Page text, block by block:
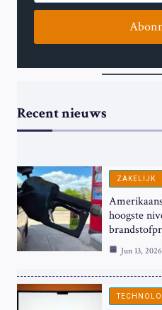
Recent nieuws
ZAKELIJK
hoogste
Jun 13, 2026